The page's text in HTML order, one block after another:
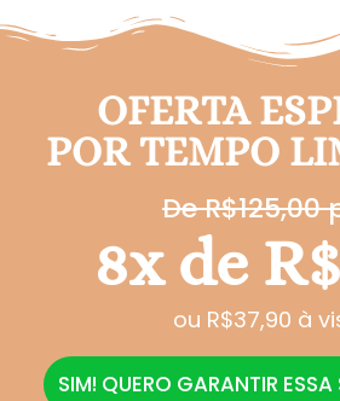
OFERTA
POR TEMPO
De R$125,00
8x de
ou R$37,90 à
SIM! QUERO GARANTIR ESSA